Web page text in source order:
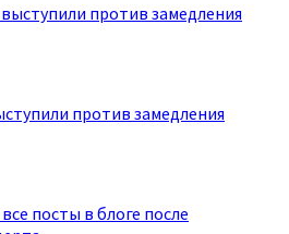
против замедления